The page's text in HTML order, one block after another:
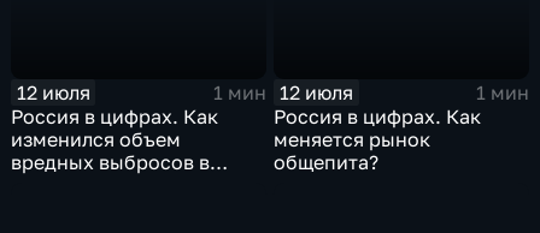
12 июля
1 мин
Россия в цифрах. Как
изменился объем
вредных выбросов в
12 июля
1 мин
Россия в цифрах. Как
меняется рынок
общепита?